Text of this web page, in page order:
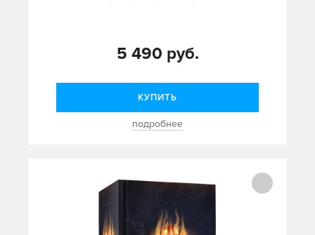
5 490 руб.
КУПИТЬ
подробнее